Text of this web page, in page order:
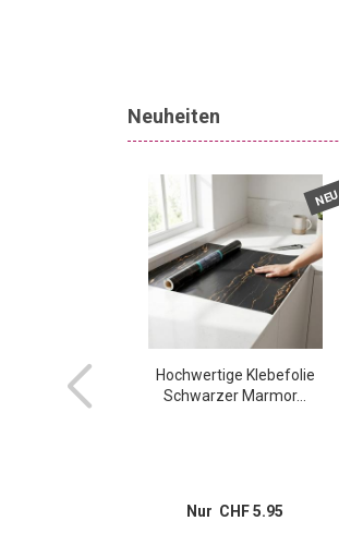
Neuheiten
NEU
Hochwertige Klebefolie
Schwarzer Marmor...
Nur CHF 5.95